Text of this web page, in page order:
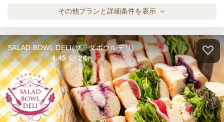
小町サイズおにぎり＆焼き鳥セット
オードブル
2,200円/人
おにぎり＆焼き鳥＆唐揚げセット
オードブル
3,600円/人
焼きとり5種盛セット
オードブル
1,780円/人
その他プランと詳細条件を表示
SALAD BOWL DELI(サラダボウルデリ)
4.45
26件